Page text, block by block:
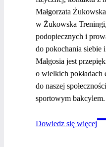
Małgorzata
w Żukowska
podopiecznych i
do pokochania siebie
Małgosia jest
o wielkich pokładach
do naszej
sportowym bakcylem.
Dowiedz się więcej